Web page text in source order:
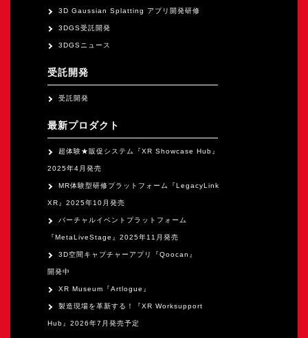
3D Gaussian Splatting アプリ開発研修
3DGS受託開発
3DGSニュース
受託開発
受託開発
最新プロダクト
超体験★販促システム『XR Showcase Hub』
2025年4月発売
MR体験型研修プラットフォーム『LegacyLink
XR』2025年10月発売
バーチャルイベントプラットフォーム
『MetaLiveStage』2025年11月発売
3D空間キャプチャーアプリ『Qoocan』
開発中
XR Museum『Artlogue』
製造現場を革新する！『XR Worksupport
Hub』2026年7月発売予定